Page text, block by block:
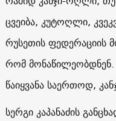
ცვეიბა, კუტოღლი,
რუსეთის ფედერაციის
რომ
წაიყვანა საერთოდ,
სერგი კაპანაძის